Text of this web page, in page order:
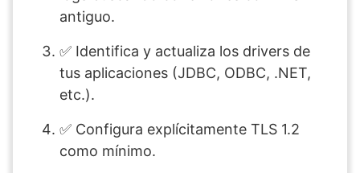
antiguo.
✅ Identifica y actualiza los drivers de
tus aplicaciones (JDBC, ODBC, .NET,
etc.).
✅ Configura explícitamente TLS 1.2
como mínimo.